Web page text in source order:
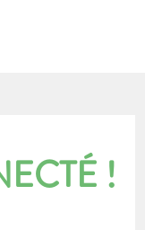
!